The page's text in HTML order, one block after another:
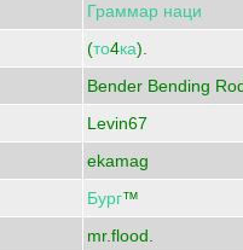
Граммар наци
(то4ка).
Bender Bending
Levin67
ekamag
Бург™
mr.flood.